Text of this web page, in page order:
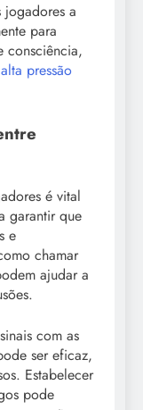
jogadores a
para
consciência,
pressão
é vital
garantir que
e
chamar
ajudar a
com as
ser eficaz,
Estabelecer
pode